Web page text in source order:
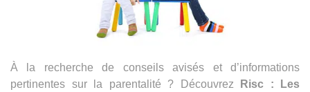
À la recherche de conseils avisés et d’informations
pertinentes sur la parentalité ? Découvrez
Risc : Les